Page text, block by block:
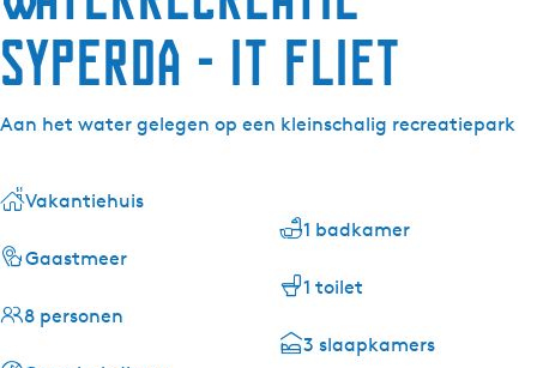
Syperda - It Fliet
Aan het water gelegen op een kleinschalig recreatiepark
Vakantiehuis
Gaastmeer
8 personen
1 badkamer
1 toilet
3 slaapkamers